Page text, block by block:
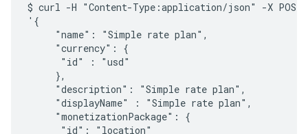
$ curl -H "Content-Type:application/json" -X
'{
     "name": "Simple rate plan",
     "currency": {
      "id" : "usd"
     },
     "description": "Simple rate plan",
     "displayName" : "Simple rate plan",
     "monetizationPackage": {
      "id": "location"